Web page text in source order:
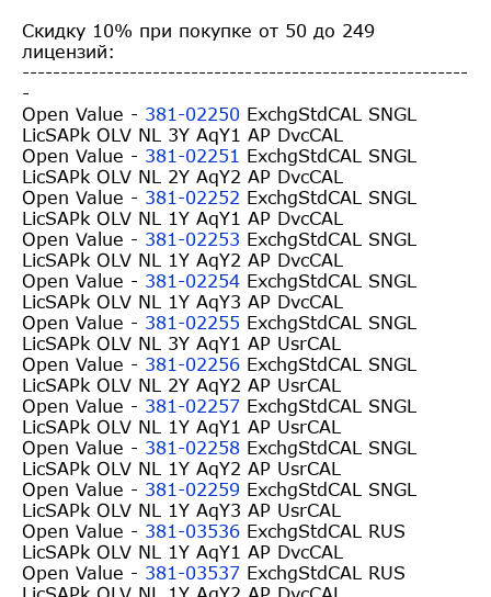
Скидку 10% при покупке от 50 до 249
лицензий:
----------------------------------------------------------
-
Open Value - 381-02250 ExchgStdCAL SNGL
LicSAPk OLV NL 3Y AqY1 AP DvcCAL
Open Value - 381-02251 ExchgStdCAL SNGL
LicSAPk OLV NL 2Y AqY2 AP DvcCAL
Open Value - 381-02252 ExchgStdCAL SNGL
LicSAPk OLV NL 1Y AqY1 AP DvcCAL
Open Value - 381-02253 ExchgStdCAL SNGL
LicSAPk OLV NL 1Y AqY2 AP DvcCAL
Open Value - 381-02254 ExchgStdCAL SNGL
LicSAPk OLV NL 1Y AqY3 AP DvcCAL
Open Value - 381-02255 ExchgStdCAL SNGL
LicSAPk OLV NL 3Y AqY1 AP UsrCAL
Open Value - 381-02256 ExchgStdCAL SNGL
LicSAPk OLV NL 2Y AqY2 AP UsrCAL
Open Value - 381-02257 ExchgStdCAL SNGL
LicSAPk OLV NL 1Y AqY1 AP UsrCAL
Open Value - 381-02258 ExchgStdCAL SNGL
LicSAPk OLV NL 1Y AqY2 AP UsrCAL
Open Value - 381-02259 ExchgStdCAL SNGL
LicSAPk OLV NL 1Y AqY3 AP UsrCAL
Open Value - 381-03536 ExchgStdCAL RUS
LicSAPk OLV NL 1Y AqY1 AP DvcCAL
Open Value - 381-03537 ExchgStdCAL RUS